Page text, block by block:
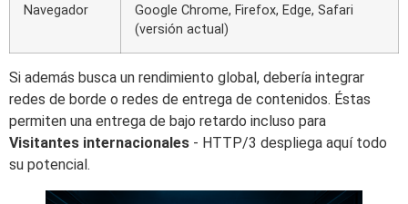
Navegador
Google Chrome, Firefox, Edge, Safari
(versión actual)
Si además busca un rendimiento global, debería integrar
redes de borde o redes de entrega de contenidos. Éstas
permiten una entrega de bajo retardo incluso para
Visitantes internacionales - HTTP/3 despliega aquí todo
su potencial.